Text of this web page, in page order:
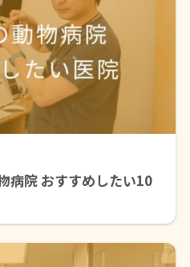
病院 おすすめしたい10